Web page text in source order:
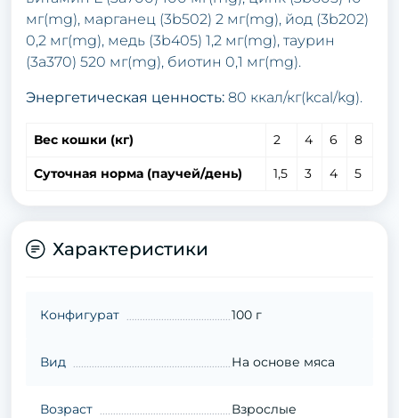
мг(mg), марганец (3b502) 2 мг(mg), йод (3b202)
0,2 мг(mg), медь (3b405) 1,2 мг(mg), таурин
(3a370) 520 мг(mg), биотин 0,1 мг(mg).
Энергетическая ценность: 80 ккал/кг(kсal/kg).
Вес кошки (кг) 2 4 6 8
Суточная норма (паучей/день) 1,5 3 4 5
Характеристики
Конфигурат 100 г
Вид На основе мяса
Возраст Взрослые